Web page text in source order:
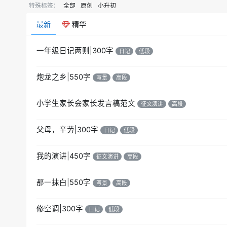
特殊标签： 全部 原创 小升初
最新 精华
一年级日记两则|300字 日记 低段
炮龙之乡|550字 写景 高段
小学生家长会家长发言稿范文 征文演讲 高段
父母，辛劳|300字 日记 低段
我的演讲|450字 征文演讲 高段
那一抹白|550字 写景 高段
修空调|300字 日记 低段